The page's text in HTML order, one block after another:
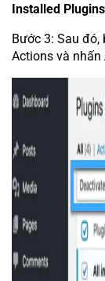
Installed Plugins
Bước 3: Sau đó,
Actions và nhấn